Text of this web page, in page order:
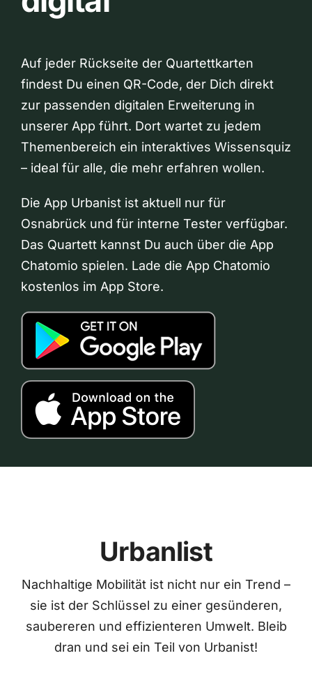
Auf jeder Rückseite der Quartettkarten
findest Du einen QR-Code, der Dich direkt
zur passenden digitalen Erweiterung in
unserer App führt. Dort wartet zu jedem
Themenbereich ein interaktives Wissensquiz
– ideal für alle, die mehr erfahren wollen.
Die App Urbanist ist aktuell nur für
Osnabrück und für interne Tester verfügbar.
Das Quartett kannst Du auch über die App
Chatomio spielen. Lade die App Chatomio
kostenlos im App Store.
Urbanlist
Nachhaltige Mobilität ist nicht nur ein Trend –
sie ist der Schlüssel zu einer gesünderen,
saubereren und effizienteren Umwelt. Bleib
dran und sei ein Teil von Urbanist!